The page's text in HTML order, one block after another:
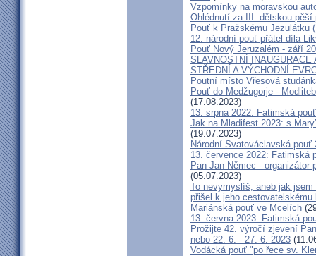
Vzpomínky na moravskou
Ohlédnutí za III. dětskou pěší
Pouť k Pražskému Jezulátku
12. národní pouť přátel díla
Pouť Nový Jeruzalém - září
SLAVNOSTNÍ
STŘEDNÍ A VÝCHODNÍ
Poutní místo Vřesová
Pouť do Medžugorje -
(17.08.2023)
13. srpna 2022: Fatimská
Jak na Mladifest 2023: s
(19.07.2023)
Národní Svatováclavská pouť
13. července 2022: Fatimská
Pan Jan Němec -
(05.07.2023)
To nevymyslíš, aneb jak
přišel k jeho cestovatelskému
Mariánská pouť ve Mcelích
13. června 2023: Fatimská
Prožijte 42. výročí zjevení
nebo 22. 6. - 27. 6. 2023
Vodácká pouť "po řece sv.